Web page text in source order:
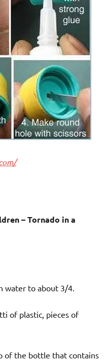
– Tornado in a
water to about 3/4.
of plastic, pieces of
of the bottle that contains